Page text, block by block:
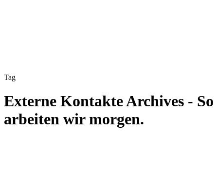
Tag
Externe Kontakte Archives - So
arbeiten wir morgen.